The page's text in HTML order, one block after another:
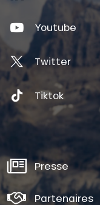
Youtube
Twitter
Tiktok
Presse
Partenaires